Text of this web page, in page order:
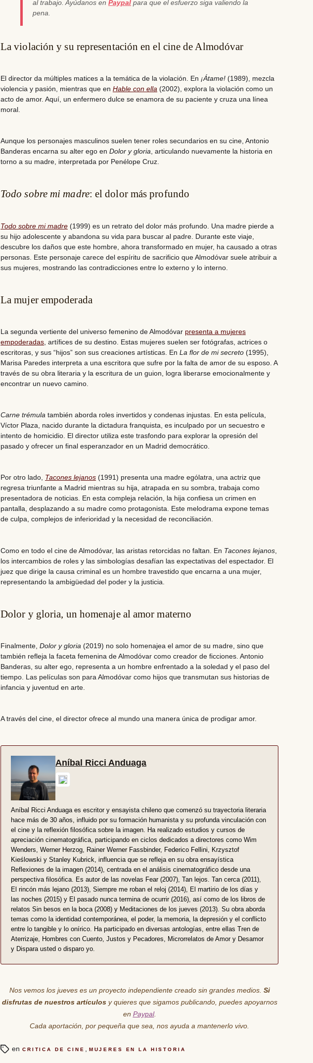
al trabajo. Ayúdanos en Paypal para que el esfuerzo siga valiendo la
pena.
La violación y su representación en el cine de Almodóvar
El director da múltiples matices a la temática de la violación. En ¡Átame! (1989), mezcla
violencia y pasión, mientras que en Hable con ella (2002), explora la violación como un
acto de amor. Aquí, un enfermero dulce se enamora de su paciente y cruza una línea
moral.
Aunque los personajes masculinos suelen tener roles secundarios en su cine, Antonio
Banderas encarna su alter ego en Dolor y gloria, articulando nuevamente la historia en
torno a su madre, interpretada por Penélope Cruz.
Todo sobre mi madre: el dolor más profundo
Todo sobre mi madre (1999) es un retrato del dolor más profundo. Una madre pierde a
su hijo adolescente y abandona su vida para buscar al padre. Durante este viaje,
descubre los daños que este hombre, ahora transformado en mujer, ha causado a otras
personas. Este personaje carece del espíritu de sacrificio que Almodóvar suele atribuir a
sus mujeres, mostrando las contradicciones entre lo externo y lo interno.
La mujer empoderada
La segunda vertiente del universo femenino de Almodóvar presenta a mujeres
empoderadas, artífices de su destino. Estas mujeres suelen ser fotógrafas, actrices o
escritoras, y sus “hijos” son sus creaciones artísticas. En La flor de mi secreto (1995),
Marisa Paredes interpreta a una escritora que sufre por la falta de amor de su esposo. A
través de su obra literaria y la escritura de un guion, logra liberarse emocionalmente y
encontrar un nuevo camino.
Carne trémula también aborda roles invertidos y condenas injustas. En esta película,
Víctor Plaza, nacido durante la dictadura franquista, es inculpado por un secuestro e
intento de homicidio. El director utiliza este trasfondo para explorar la opresión del
pasado y ofrecer un final esperanzador en un Madrid democrático.
Por otro lado, Tacones lejanos (1991) presenta una madre ególatra, una actriz que
regresa triunfante a Madrid mientras su hija, atrapada en su sombra, trabaja como
presentadora de noticias. En esta compleja relación, la hija confiesa un crimen en
pantalla, desplazando a su madre como protagonista. Este melodrama expone temas
de culpa, complejos de inferioridad y la necesidad de reconciliación.
Como en todo el cine de Almodóvar, las aristas retorcidas no faltan. En Tacones lejanos
los intercambios de roles y las simbologías desafían las expectativas del espectador. El
juez que dirige la causa criminal es un hombre travestido que encarna a una mujer,
representando la ambigüedad del poder y la justicia.
Dolor y gloria, un homenaje al amor materno
Finalmente, Dolor y gloria (2019) no solo homenajea el amor de su madre, sino que
también refleja la faceta femenina de Almodóvar como creador de ficciones. Antonio
Banderas, su alter ego, representa a un hombre enfrentado a la soledad y el paso del
tiempo. Las películas son para Almodóvar como hijos que transmutan sus historias de
infancia y juventud en arte.
A través del cine, el director ofrece al mundo una manera única de prodigar amor.
Aníbal Ricci Anduaga
Aníbal Ricci Anduaga es escritor y ensayista chileno que comenzó su trayectoria literaria
hace más de 30 años, influido por su formación humanista y su profunda vinculación con
el cine y la reflexión filosófica sobre la imagen. Ha realizado estudios y cursos de
apreciación cinematográfica, participando en ciclos dedicados a directores como Wim
Wenders, Werner Herzog, Rainer Werner Fassbinder, Federico Fellini, Krzysztof
Kieślowski y Stanley Kubrick, influencia que se refleja en su obra ensayística
Reflexiones de la imagen (2014), centrada en el análisis cinematográfico desde una
perspectiva filosófica. Es autor de las novelas Fear (2007), Tan lejos. Tan cerca (2011),
El rincón más lejano (2013), Siempre me roban el reloj (2014), El martirio de los días y
las noches (2015) y El pasado nunca termina de ocurrir (2016), así como de los libros de
relatos Sin besos en la boca (2008) y Meditaciones de los jueves (2013). Su obra aborda
temas como la identidad contemporánea, el poder, la memoria, la depresión y el conflicto
entre lo tangible y lo onírico. Ha participado en diversas antologías, entre ellas Tren de
Aterrizaje, Hombres con Cuento, Justos y Pecadores, Microrrelatos de Amor y Desamor
y Dispara usted o disparo yo.
Nos vemos los jueves es un proyecto independiente creado sin grandes medios. Si
disfrutas de nuestros artículosy quieres que sigamos publicando, puedes apoyarnos
en Paypal.
Cada aportación , por pequeña que sea, nos ayuda a mantenerlo vivo.
en CRITICA DE CINE MUJERES EN LA HISTORIA